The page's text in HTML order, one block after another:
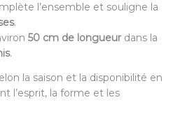
l’ensemble et souligne la
.
50 cm de longueurdans la
.
la saison et la disponibilité en
l’esprit, la forme et les